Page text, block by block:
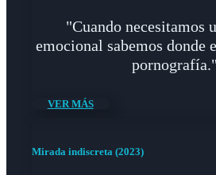
"Cuando necesitamos
emocional sabemos donde
pornografía."
VER MÁS
Mirada indiscreta (2023)